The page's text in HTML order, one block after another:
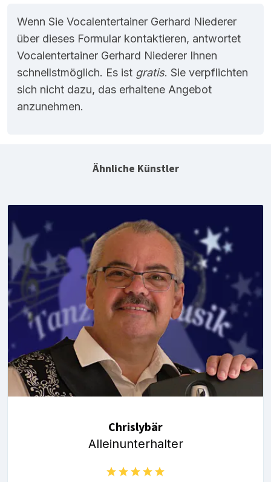
Wenn Sie Vocalentertainer Gerhard Niederer
über dieses Formular kontaktieren, antwortet
Vocalentertainer Gerhard Niederer Ihnen
schnellstmöglich. Es ist gratis. Sie verpflichten
sich nicht dazu, das erhaltene Angebot
anzunehmen.
Ähnliche Künstler
Chrislybär
Alleinunterhalter